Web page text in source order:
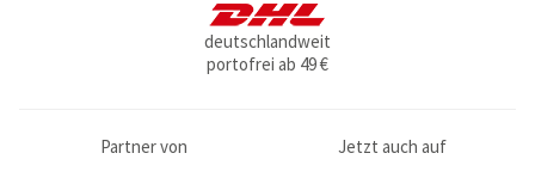
deutschlandweit
portofrei ab 49 €
Partner von Jetzt auch auf